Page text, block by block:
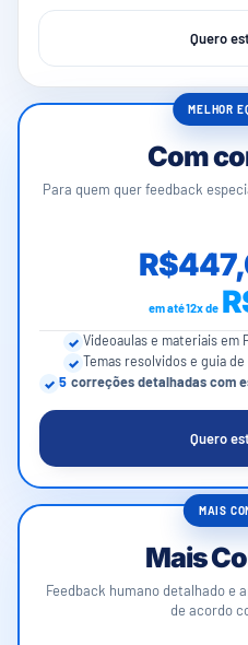
Quero
MELHOR
Com
Para quem quer feedback
em até 12x de
Videoaulas e materiais em
Temas resolvidos e guia
5 correções detalhadas com
Quero
MAIS
Mais
Feedback humano detalhado e
de acordo